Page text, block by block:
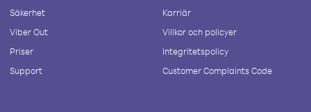
Säkerhet
Viber Out
Priser
Support
Karriär
Villkor och policyer
Integritetspolicy
Customer Complaints Code